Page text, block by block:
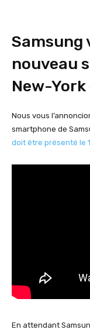
Samsung
nouveau
New-
Nous vous
smartphone de
doit être présenté le
En attendant